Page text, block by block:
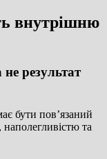
внутрішню
результат
бути пов’язаний
та